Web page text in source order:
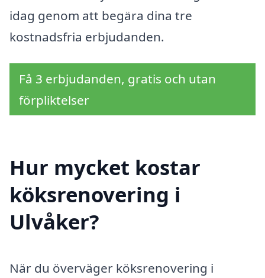
idag genom att begära dina tre
kostnadsfria erbjudanden.
Få 3 erbjudanden, gratis och utan
förpliktelser
Hur mycket kostar
köksrenovering i
Ulvåker?
När du överväger köksrenovering i